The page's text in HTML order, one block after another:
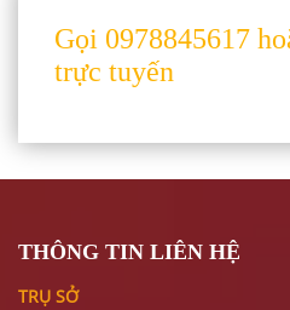
Gọi 0978845617
trực tuyến
THÔNG TIN LIÊN HỆ
TRỤ SỞ